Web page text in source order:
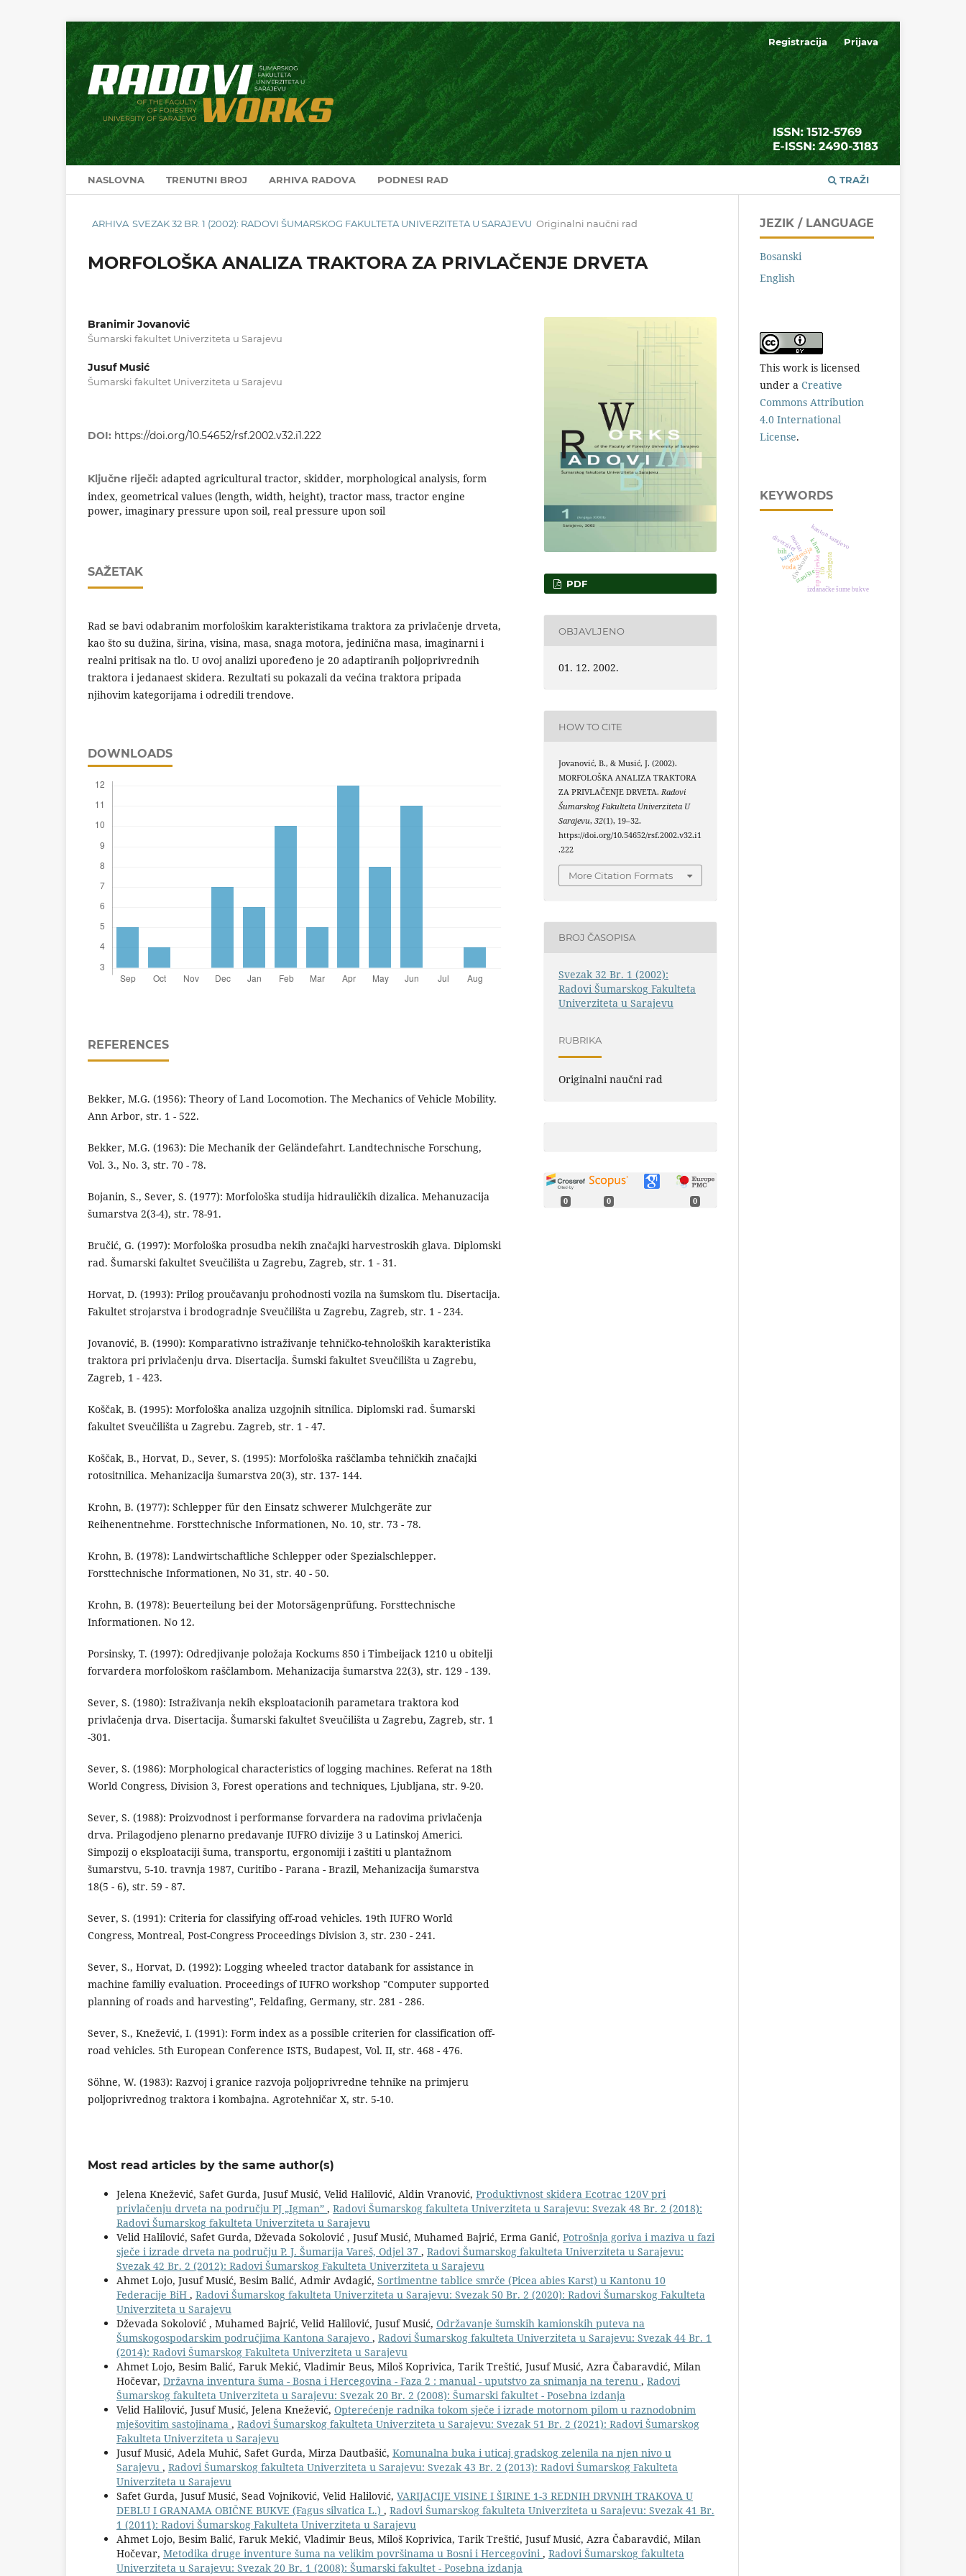
NASLOVNA TRENUTNI BROJ ARHIVA RADOVA PODNESI RAD TRAŽI
Registracija Prijava
ARHIVA SVEZAK 32 BR. 1 (2002): RADOVI ŠUMARSKOG FAKULTETA UNIVERZITETA U SARAJEVU Originalni naučni rad
MORFOLOŠKA ANALIZA TRAKTORA ZA PRIVLAČENJE DRVETA
Branimir Jovanović
Šumarski fakultet Univerziteta u Sarajevu
Jusuf Musić
Šumarski fakultet Univerziteta u Sarajevu
DOI: https://doi.org/10.54652/rsf.2002.v32.i1.222
Ključne riječi: adapted agricultural tractor, skidder, morphological analysis, form
index, geometrical values (length, width, height), tractor mass, tractor engine
power, imaginary pressure upon soil, real pressure upon soil
SAŽETAK
Rad se bavi odabranim morfološkim karakteristikama traktora za privlačenje drveta,
kao što su dužina, širina, visina, masa, snaga motora, jedinična masa, imaginarni i
realni pritisak na tlo. U ovoj analizi upoređeno je 20 adaptiranih poljoprivrednih
traktora i jedanaest skidera. Rezultati su pokazali da većina traktora pripada
njihovim kategorijama i odredili trendove.
DOWNLOADS
REFERENCES
Bekker, M.G. (1956): Theory of Land Locomotion. The Mechanics of Vehicle Mobility.
Ann Arbor, str. 1 - 522.
Bekker, M.G. (1963): Die Mechanik der Geländefahrt. Landtechnische Forschung,
Vol. 3., No. 3, str. 70 - 78.
Bojanin, S., Sever, S. (1977): Morfološka studija hidrauličkih dizalica. Mehanuzacija
šumarstva 2(3-4), str. 78-91.
Bručić, G. (1997): Morfološka prosudba nekih značajki harvestroskih glava. Diplomski
rad. Šumarski fakultet Sveučilišta u Zagrebu, Zagreb, str. 1 - 31.
Horvat, D. (1993): Prilog proučavanju prohodnosti vozila na šumskom tlu. Disertacija.
Fakultet strojarstva i brodogradnje Sveučilišta u Zagrebu, Zagreb, str. 1 - 234.
Jovanović, B. (1990): Komparativno istraživanje tehničko-tehnoloških karakteristika
traktora pri privlačenju drva. Disertacija. Šumski fakultet Sveučilišta u Zagrebu,
Zagreb, 1 - 423.
Koščak, B. (1995): Morfološka analiza uzgojnih sitnilica. Diplomski rad. Šumarski
fakultet Sveučilišta u Zagrebu. Zagreb, str. 1 - 47.
Koščak, B., Horvat, D., Sever, S. (1995): Morfološka raščlamba tehničkih značajki
rotositnilica. Mehanizacija šumarstva 20(3), str. 137- 144.
Krohn, B. (1977): Schlepper für den Einsatz schwerer Mulchgeräte zur
Reihenentnehme. Forsttechnische Informationen, No. 10, str. 73 - 78.
Krohn, B. (1978): Landwirtschaftliche Schlepper oder Spezialschlepper.
Forsttechnische Informationen, No 31, str. 40 - 50.
Krohn, B. (1978): Beuerteilung bei der Motorsägenprüfung. Forsttechnische
Informationen. No 12.
Porsinsky, T. (1997): Odredjivanje položaja Kockums 850 i Timbeijack 1210 u obitelji
forvardera morfološkom raščlambom. Mehanizacija šumarstva 22(3), str. 129 - 139.
Sever, S. (1980): Istraživanja nekih eksploatacionih parametara traktora kod
privlačenja drva. Disertacija. Šumarski fakultet Sveučilišta u Zagrebu, Zagreb, str. 1
-301.
Sever, S. (1986): Morphological characteristics of logging machines. Referat na 18th
World Congress, Division 3, Forest operations and techniques, Ljubljana, str. 9-20.
Sever, S. (1988): Proizvodnost i performanse forvardera na radovima privlačenja
drva. Prilagodjeno plenarno predavanje IUFRO divizije 3 u Latinskoj Americi.
Simpozij o eksploataciji šuma, transportu, ergonomiji i zaštiti u plantažnom
šumarstvu, 5-10. travnja 1987, Curitibo - Parana - Brazil, Mehanizacija šumarstva
18(5 - 6), str. 59 - 87.
Sever, S. (1991): Criteria for classifying off-road vehicles. 19th IUFRO World
Congress, Montreal, Post-Congress Proceedings Division 3, str. 230 - 241.
Sever, S., Horvat, D. (1992): Logging wheeled tractor databank for assistance in
machine familiy evaluation. Proceedings of IUFRO workshop "Computer supported
planning of roads and harvesting", Feldafing, Germany, str. 281 - 286.
Sever, S., Knežević, I. (1991): Form index as a possible criterien for classification off-
road vehicles. 5th European Conference ISTS, Budapest, Vol. II, str. 468 - 476.
Söhne, W. (1983): Razvoj i granice razvoja poljoprivredne tehnike na primjeru
poljoprivrednog traktora i kombajna. Agrotehničar X, str. 5-10.
PDF
OBJAVLJENO
01. 12. 2002.
HOW TO CITE
Jovanović, B., & Musić, J. (2002).
MORFOLOŠKA ANALIZA TRAKTORA
ZA PRIVLAČENJE DRVETA.Radovi
Šumarskog Fakulteta Univerziteta U
Sarajevu,32(1), 19–32.
https://doi.org/10.54652/rsf.2002.v32.i1
.222
More Citation Formats
BROJ ČASOPISA
Svezak 32 Br. 1 (2002):
Radovi Šumarskog Fakulteta
Univerziteta u Sarajevu
RUBRIKA
Originalni naučni rad
0 0 0
Most read articles by the same author(s)
Jelena Knežević, Safet Gurda, Jusuf Musić, Velid Halilović, Aldin Vranović, Produktivnost skidera Ecotrac 120V pri
privlačenju drveta na području PJ „Igmanˮ , Radovi Šumarskog fakulteta Univerziteta u Sarajevu: Svezak 48 Br. 2 (2018):
Radovi Šumarskog fakulteta Univerziteta u Sarajevu
Velid Halilović, Safet Gurda, Dževada Sokolović , Jusuf Musić, Muhamed Bajrić, Erma Ganić, Potrošnja goriva i maziva u fazi
sječe i izrade drveta na području P. J. Šumarija Vareš, Odjel 37 , Radovi Šumarskog fakulteta Univerziteta u Sarajevu:
Svezak 42 Br. 2 (2012): Radovi Šumarskog Fakulteta Univerziteta u Sarajevu
Ahmet Lojo, Jusuf Musić, Besim Balić, Admir Avdagić, Sortimentne tablice smrče (Picea abies Karst) u Kantonu 10
Federacije BiH , Radovi Šumarskog fakulteta Univerziteta u Sarajevu: Svezak 50 Br. 2 (2020): Radovi Šumarskog Fakulteta
Univerziteta u Sarajevu
Dževada Sokolović , Muhamed Bajrić, Velid Halilović, Jusuf Musić, Održavanje šumskih kamionskih puteva na
Šumskogospodarskim područjima Kantona Sarajevo , Radovi Šumarskog fakulteta Univerziteta u Sarajevu: Svezak 44 Br. 1
(2014): Radovi Šumarskog Fakulteta Univerziteta u Sarajevu
Ahmet Lojo, Besim Balić, Faruk Mekić, Vladimir Beus, Miloš Koprivica, Tarik Treštić, Jusuf Musić, Azra Čabaravdić, Milan
Hočevar, Državna inventura šuma - Bosna i Hercegovina - Faza 2 : manual - uputstvo za snimanja na terenu , Radovi
Šumarskog fakulteta Univerziteta u Sarajevu: Svezak 20 Br. 2 (2008): Šumarski fakultet - Posebna izdanja
Velid Halilović, Jusuf Musić, Jelena Knežević, Opterećenje radnika tokom sječe i izrade motornom pilom u raznodobnim
mješovitim sastojinama , Radovi Šumarskog fakulteta Univerziteta u Sarajevu: Svezak 51 Br. 2 (2021): Radovi Šumarskog
Fakulteta Univerziteta u Sarajevu
Jusuf Musić, Adela Muhić, Safet Gurda, Mirza Dautbašić, Komunalna buka i uticaj gradskog zelenila na njen nivo u
Sarajevu , Radovi Šumarskog fakulteta Univerziteta u Sarajevu: Svezak 43 Br. 2 (2013): Radovi Šumarskog Fakulteta
Univerziteta u Sarajevu
Safet Gurda, Jusuf Musić, Sead Vojniković, Velid Halilović, VARIJACIJE VISINE I ŠIRINE 1-3 REDNIH DRVNIH TRAKOVA U
DEBLU I GRANAMA OBIČNE BUKVE (Fagus silvatica L.) , Radovi Šumarskog fakulteta Univerziteta u Sarajevu: Svezak 41 Br.
1 (2011): Radovi Šumarskog Fakulteta Univerziteta u Sarajevu
Ahmet Lojo, Besim Balić, Faruk Mekić, Vladimir Beus, Miloš Koprivica, Tarik Treštić, Jusuf Musić, Azra Čabaravdić, Milan
Hočevar, Metodika druge inventure šuma na velikim površinama u Bosni i Hercegovini, Radovi Šumarskog fakulteta
Univerziteta u Sarajevu: Svezak 20 Br. 1 (2008): Šumarski fakultet - Posebna izdanja
JEZIK / LANGUAGE
Bosanski
English
This work is licensed
under a Creative
Commons Attribution
4.0 International
License.
KEYWORDS
stanište
divokoza zelengora
np sutjeska
migracija
karst
tlo
voda
klima
mostar
izdanačke šume bukve
diverzitet kanton sarajevo
bih